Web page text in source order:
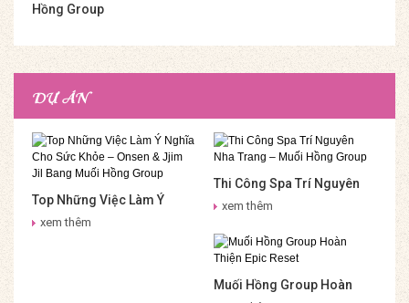
Hồng Group
DỰ ÁN
Top Những Việc Làm Ý
Nghĩa Cho Sức Khỏe –
xem thêm
Thi Công Spa Trí Nguyên
Nha Trang – Muối Hồng
xem thêm
Muối Hồng Group Hoàn